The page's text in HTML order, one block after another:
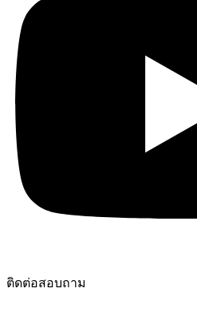
ติดต่อสอบถาม